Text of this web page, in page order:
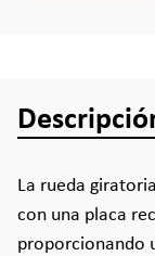
La rueda
con una placa
proporcionando